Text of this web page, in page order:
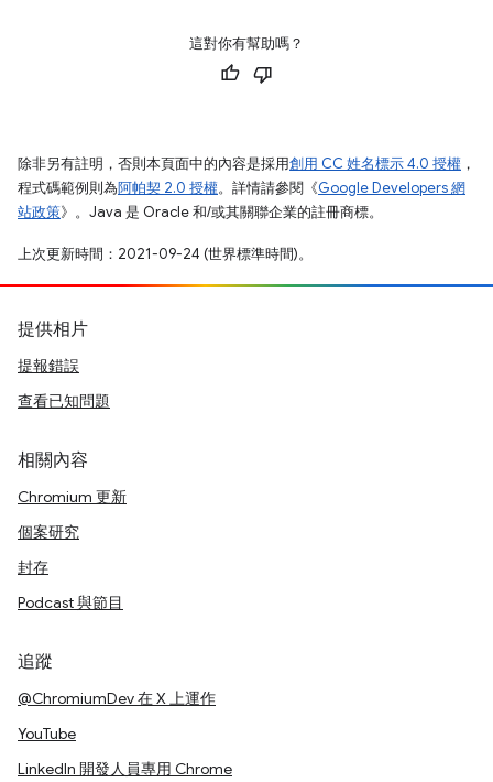
這對你有幫助嗎？
除非另有註明，否則本頁面中的內容是採用創用 CC 姓名標示 4.0 授權 ，
程式碼範例則為阿帕契 2.0 授權。詳情請參閱《Google Developers 網
站政策》。Java 是 Oracle 和/或其關聯企業的註冊商標。
上次更新時間：2021-09-24 (世界標準時間)。
提供相片
提報錯誤
查看已知問題
相關內容
Chromium 更新
個案研究
封存
Podcast 與節目
追蹤
@ChromiumDev 在 X 上運作
YouTube
LinkedIn 開發人員專用 Chrome